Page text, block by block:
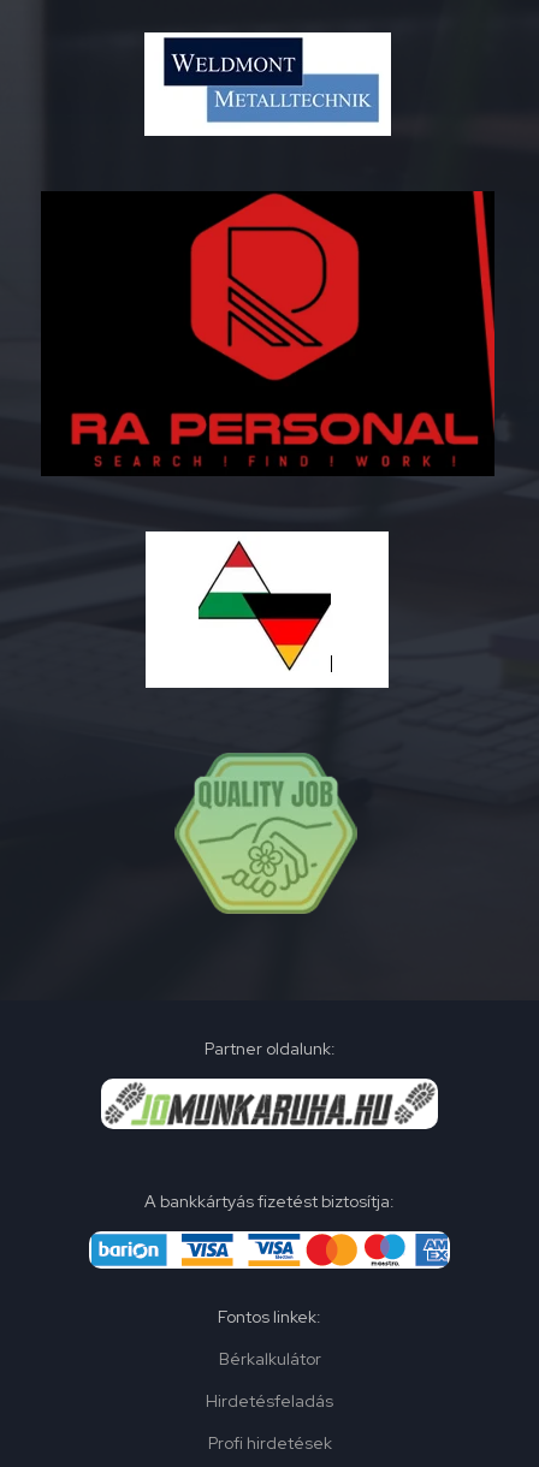
Partner oldalunk:
A bankkártyás fizetést biztosítja:
Fontos linkek:
Bérkalkulátor
Hirdetésfeladás
Profi hirdetések